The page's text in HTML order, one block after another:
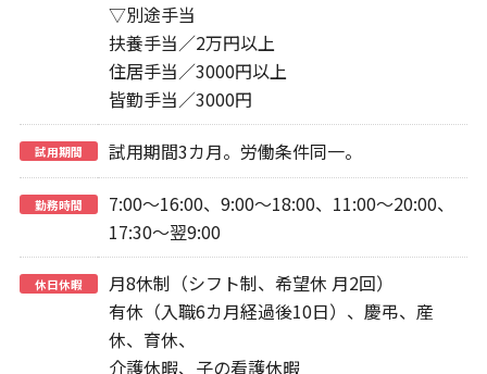
▽別途手当
扶養手当／2万円以上
住居手当／3000円以上
皆勤手当／3000円
試用期間 試用期間3カ月。労働条件同一。
勤務時間
7:00～16:00、9:00～18:00、11:00～20:00、
17:30～翌9:00
休日休暇
月8休制（シフト制、希望休 月2回）
有休（入職6カ月経過後10日）、慶弔、産
休、育休、
介護休暇、子の看護休暇